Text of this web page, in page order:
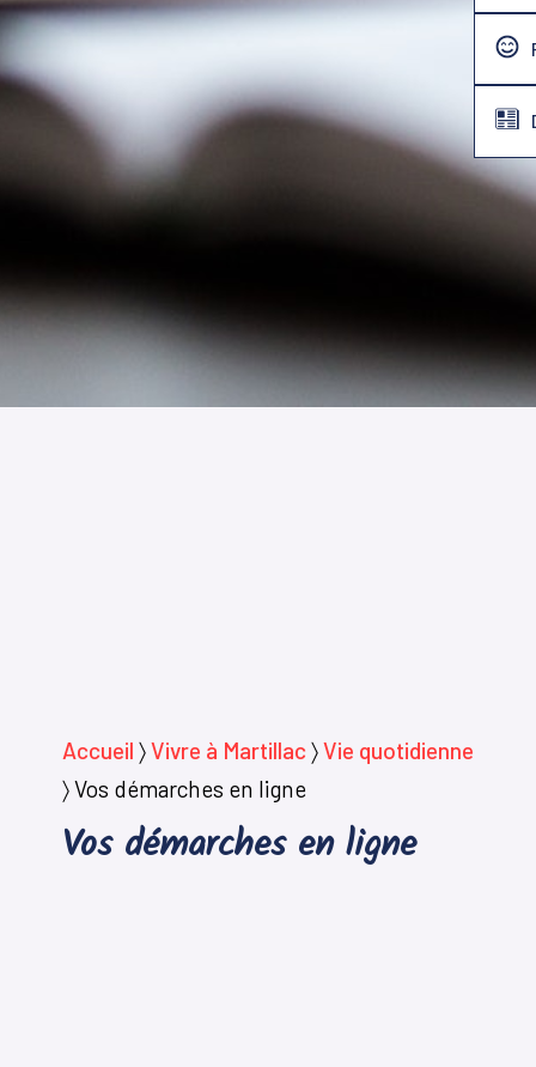
Accueil 〉Vivre à Martillac 〉Vie quotidienne
〉Vos démarches en ligne
Vos démarches en ligne